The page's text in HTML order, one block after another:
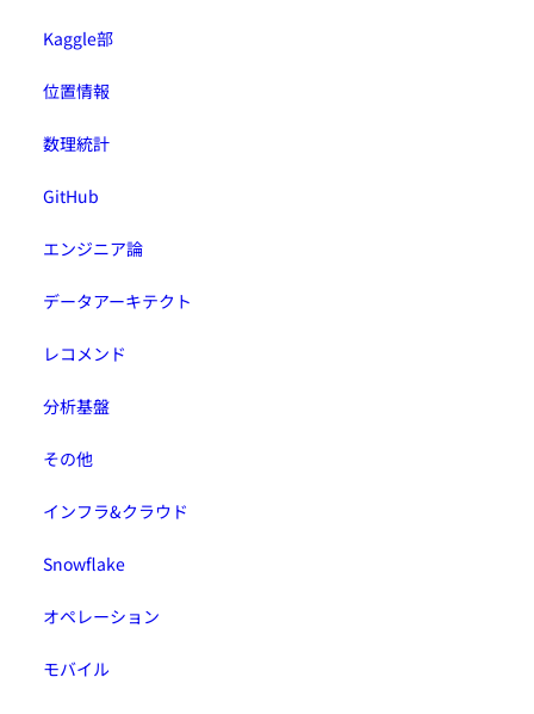
Kaggle部
位置情報
数理統計
GitHub
エンジニア論
データアーキテクト
レコメンド
分析基盤
その他
インフラ&クラウド
Snowflake
オペレーション
モバイル